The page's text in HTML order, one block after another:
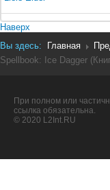
Наверх
Вы здесь:
Главная
Spellbook: Ice Dagger
При полном или
ссылка обязательна.
© 2020 L2Int.RU